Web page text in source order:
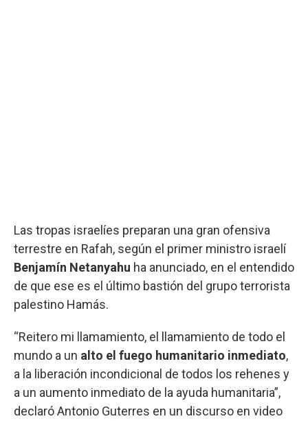
Las tropas israelíes preparan una gran ofensiva
terrestre en Rafah, según el primer ministro israelí
Benjamín Netanyahu ha anunciado, en el entendido
de que ese es el último bastión del grupo terrorista
palestino Hamás.
“Reitero mi llamamiento, el llamamiento de todo el
mundo a un alto el fuego humanitario inmediato,
a la liberación incondicional de todos los rehenes y
a un aumento inmediato de la ayuda humanitaria”,
declaró Antonio Guterres en un discurso en video